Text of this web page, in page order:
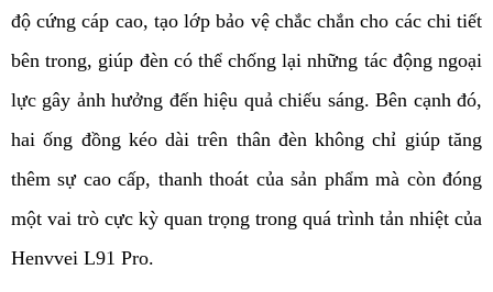
độ cứng cáp cao, tạo lớp bảo vệ chắc chắn cho các chi tiết
bên trong, giúp đèn có thể chống lại những tác động ngoại
lực gây ảnh hưởng đến hiệu quả chiếu sáng. Bên cạnh đó,
hai ống đồng kéo dài trên thân đèn không chỉ giúp tăng
thêm sự cao cấp, thanh thoát của sản phẩm mà còn đóng
một vai trò cực kỳ quan trọng trong quá trình tản nhiệt của
Henvvei L91 Pro.